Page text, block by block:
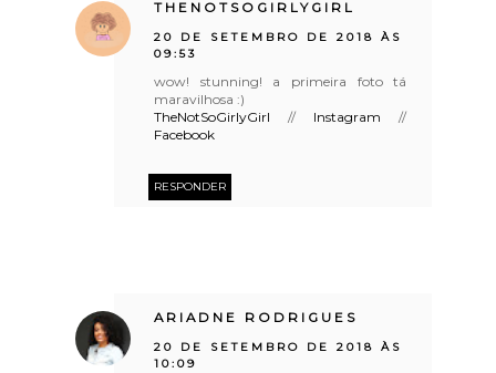
THENOTSOGIRLYGIRL
20 DE SETEMBRO DE 2018 ÀS
09:53
wow! stunning! a primeira foto tá
maravilhosa :)
TheNotSoGirlyGirl // Instagram //
Facebook
RESPONDER
ARIADNE RODRIGUES
20 DE SETEMBRO DE 2018 ÀS
10:09